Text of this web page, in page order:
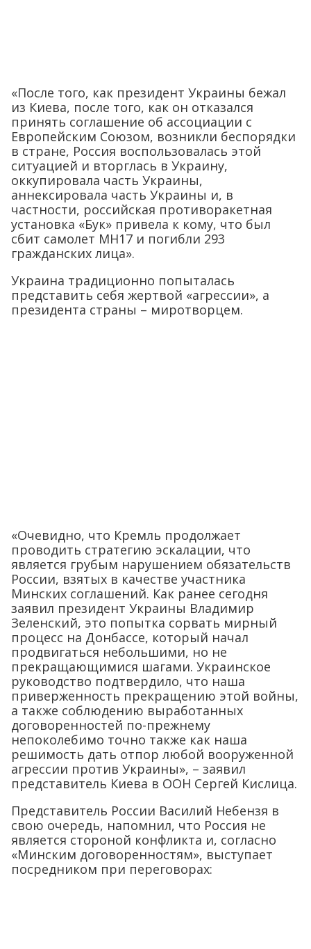
«После того, как президент Украины бежал
из Киева, после того, как он отказался
принять соглашение об ассоциации с
Европейским Союзом, возникли беспорядки
в стране, Россия воспользовалась этой
ситуацией и вторглась в Украину,
оккупировала часть Украины,
аннексировала часть Украины и, в
частности, российская противоракетная
установка «Бук» привела к кому, что был
сбит самолет MH17 и погибли 293
гражданских лица».
Украина традиционно попыталась
представить себя жертвой «агрессии», а
президента страны – миротворцем.
«Очевидно, что Кремль продолжает
проводить стратегию эскалации, что
является грубым нарушением обязательств
России, взятых в качестве участника
Минских соглашений. Как ранее сегодня
заявил президент Украины Владимир
Зеленский, это попытка сорвать мирный
процесс на Донбассе, который начал
продвигаться небольшими, но не
прекращающимися шагами. Украинское
руководство подтвердило, что наша
приверженность прекращению этой войны,
а также соблюдению выработанных
договоренностей по-прежнему
непоколебимо точно также как наша
решимость дать отпор любой вооруженной
агрессии против Украины», – заявил
представитель Киева в ООН Сергей Кислица.
Представитель России Василий Небензя в
свою очередь, напомнил, что Россия не
является стороной конфликта и, согласно
«Минским договоренностям», выступает
посредником при переговорах: